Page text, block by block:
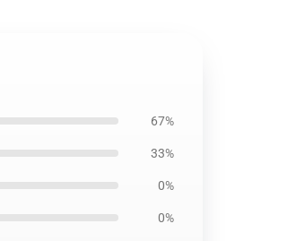
67%
33%
0%
0%